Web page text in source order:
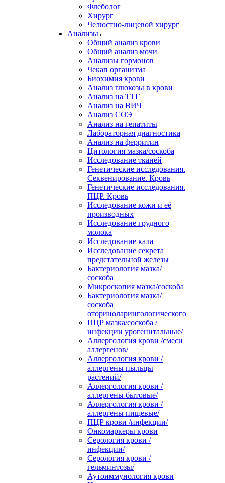
Флеболог
Хирург
Челюстно-лицевой хирург
Анализы
Общий анализ крови
Общий анализ мочи
Анализы гормонов
Чекап организма
Биохимия крови
Анализ глюкозы в крови
Анализ на ТТГ
Анализ на ВИЧ
Анализ СОЭ
Анализ на гепатиты
Лабораторная диагностика
Анализ на ферритин
Цитология мазка/соскоба
Исследование тканей
Генетические исследования.
Секвенирование. Кровь
Генетические исследования.
ПЦР. Кровь
Исследование кожи и её
производных
Исследование грудного
молока
Исследование кала
Исследование секрета
предстательной железы
Бактериология мазка/
соскоба
Микроскопия мазка/соскоба
Бактериология мазка/
соскоба
оториноларингологического
ПЦР мазка/соскоба /
инфекции урогенитальные/
Аллергология крови /смеси
аллергенов/
Аллергология крови /
аллергены пыльцы
растений/
Аллергология крови /
аллергены бытовые/
Аллергология крови /
аллергены пищевые/
ПЦР крови /инфекции/
Онкомаркеры крови
Серология крови /
инфекции/
Серология крови /
гельминтозы/
Аутоиммунология крови